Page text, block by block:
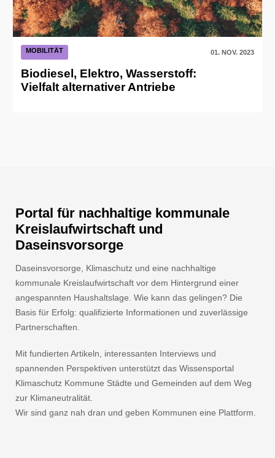
MOBILITÄT 01. NOV. 2023
Biodiesel, Elektro, Wasserstoff:
Vielfalt alternativer Antriebe
Portal für nachhaltige kommunale
Kreislaufwirtschaft und
Daseinsvorsorge
Daseinsvorsorge, Klimaschutz und eine nachhaltige
kommunale Kreislaufwirtschaft vor dem Hintergrund einer
angespannten Haushaltslage. Wie kann das gelingen? Die
Basis für Erfolg: qualifizierte Informationen und zuverlässige
Partnerschaften.
Mit fundierten Artikeln, interessanten Interviews und
spannenden Perspektiven unterstützt das Wissensportal
Klimaschutz Kommune Städte und Gemeinden auf dem Weg
zur Klimaneutralität.
Wir sind ganz nah dran und geben Kommunen eine Plattform.